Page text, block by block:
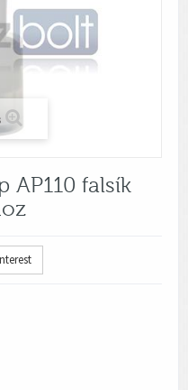
AP110 falsík